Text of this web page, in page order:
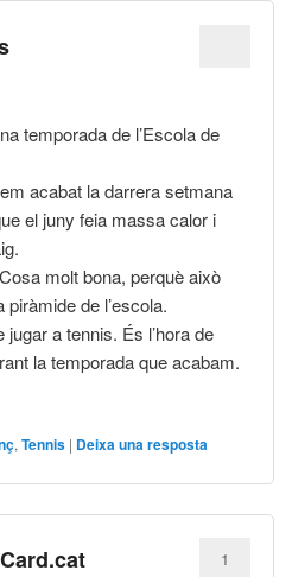
temporada de l’Escola de
acabat la darrera setmana
el juny feia massa calor i
molt bona, perquè això
de l’escola.
a tennis. És l’hora de
la temporada que acabam.
,Tennis | Deixa una resposta
1